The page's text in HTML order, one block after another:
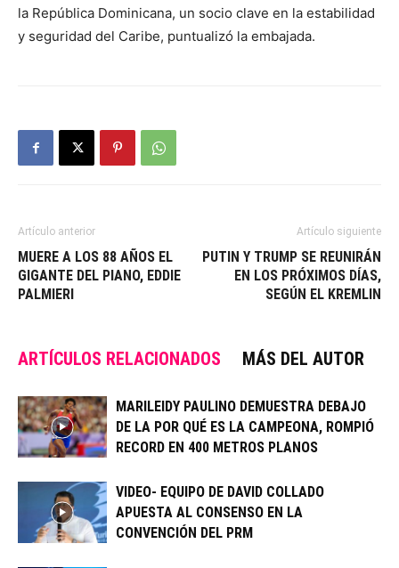
la República Dominicana, un socio clave en la estabilidad
y seguridad del Caribe, puntualizó la embajada.
Artículo anterior
MUERE A LOS 88 AÑOS EL
GIGANTE DEL PIANO, EDDIE
PALMIERI
Artículo siguiente
PUTIN Y TRUMP SE REUNIRÁN
EN LOS PRÓXIMOS DÍAS,
SEGÚN EL KREMLIN
ARTÍCULOS RELACIONADOS MÁS DEL AUTOR
MARILEIDY PAULINO DEMUESTRA DEBAJO
DE LA POR QUÉ ES LA CAMPEONA, ROMPIÓ
RECORD EN 400 METROS PLANOS
VIDEO- EQUIPO DE DAVID COLLADO
APUESTA AL CONSENSO EN LA
CONVENCIÓN DEL PRM